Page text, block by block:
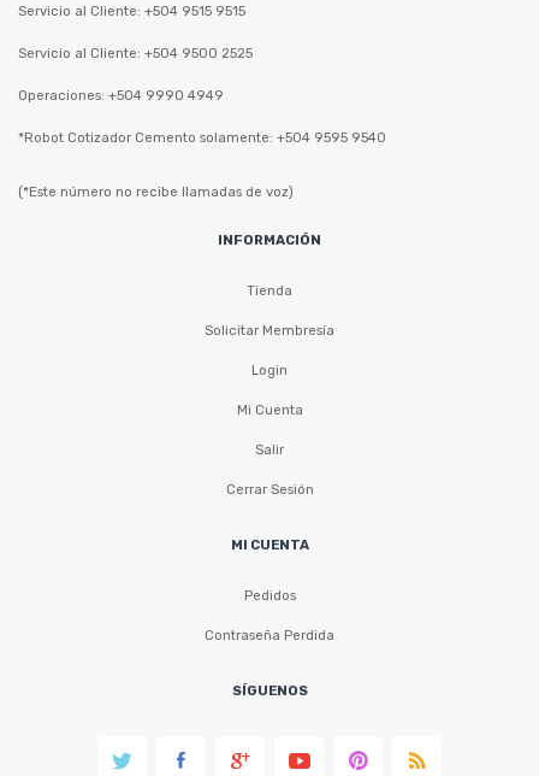
Servicio al Cliente: +504 9515 9515
Servicio al Cliente: +504 9500 2525
Operaciones: +504 9990 4949
*Robot Cotizador Cemento solamente: +504 9595 9540
(*Este número no recibe llamadas de voz)
INFORMACIÓN
Tienda
Solicitar Membresía
Login
Mi Cuenta
Salir
Cerrar Sesión
MI CUENTA
Pedidos
Contraseña Perdida
SÍGUENOS